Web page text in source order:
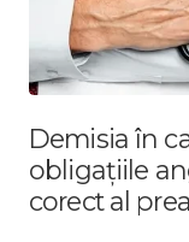
Demisia în
obligațiile
corect al